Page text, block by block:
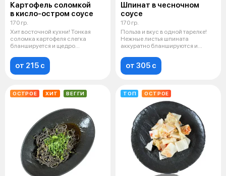
Картофель соломкой
в кисло-остром соусе
170 гр.
Хит восточной кухни! Тонкая
соломка картофеля слегка
бланшируется и щедро
от 215 c
Шпинат в чесночном
соусе
170 гр.
Польза и вкус в одной тарелке!
Нежные листья шпината
аккуратно бланшируются и
от 305 c
ОСТРОЕ ХИТ ВЕГГИ ТОП ОСТРОЕ